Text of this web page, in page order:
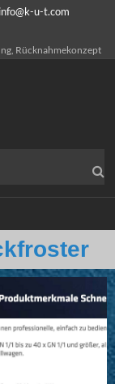
info@k-u-t.com
Rücknahmekonzept